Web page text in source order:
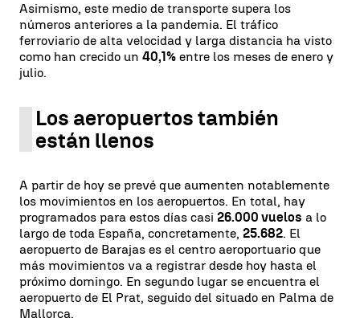
Asimismo, este medio de transporte supera los
números anteriores a la pandemia. El tráfico
ferroviario de alta velocidad y larga distancia ha visto
como han crecido un 40,1% entre los meses de enero y
julio.
Los aeropuertos también
están llenos
A partir de hoy se prevé que aumenten notablemente
los movimientos en los aeropuertos. En total, hay
programados para estos días casi 26.000 vuelos a lo
largo de toda España, concretamente, 25.682. El
aeropuerto de Barajas es el centro aeroportuario que
más movimientos va a registrar desde hoy hasta el
próximo domingo. En segundo lugar se encuentra el
aeropuerto de El Prat, seguido del situado en Palma de
Mallorca.